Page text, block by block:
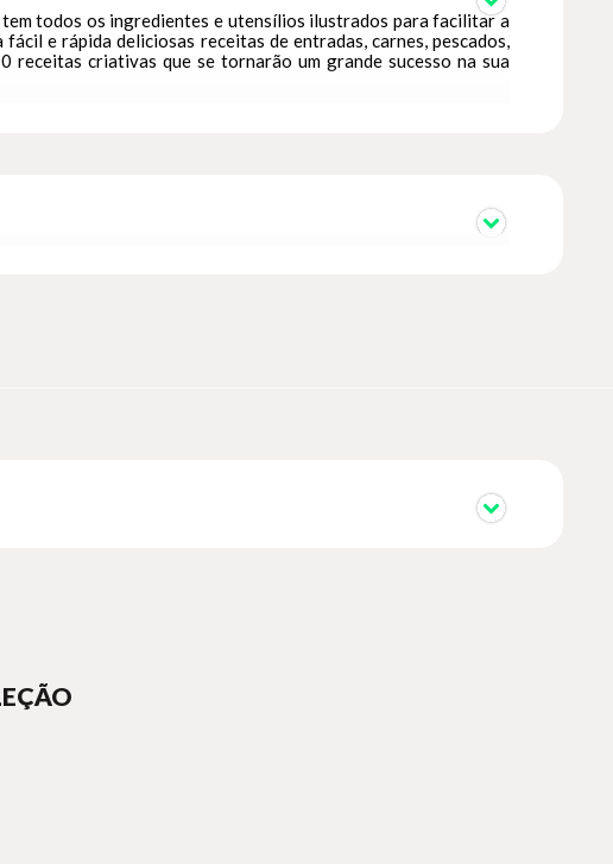
todos os ingredientes e utensílios ilustrados para facilitar a
e rápida deliciosas receitas de entradas, carnes, pescados,
receitas criativas que se tornarão um grande sucesso na sua